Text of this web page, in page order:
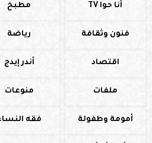
أنا حوا TV مطبخ
فنون وثقافة رياضة
اقتصاد أندر إيدج
ملفات منوعات
أمومة وطفولة فقه